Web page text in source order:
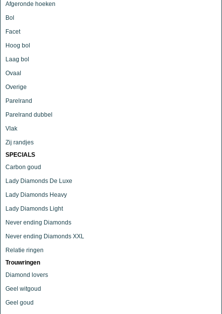
Afgeronde hoeken
Bol
Facet
Hoog bol
Laag bol
Ovaal
Overige
Parelrand
Parelrand dubbel
Vlak
Zij randjes
SPECIALS
Carbon goud
Lady Diamonds De Luxe
Lady Diamonds Heavy
Lady Diamonds Light
Never ending Diamonds
Never ending Diamonds XXL
Relatie ringen
Trouwringen
Diamond lovers
Geel witgoud
Geel goud